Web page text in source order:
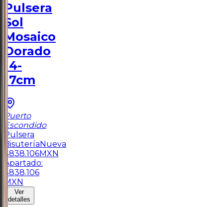
Pulsera
Sol
Mosaico
Dorado
14-
17cm
Puerto
Escondido
Pulsera
Bisutería Nueva
$838.106MXN
Apartado:
$838.106
MXN
Ver
detalles